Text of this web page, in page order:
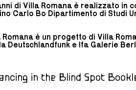
di Villa Romana è realizzato in
Carlo Bo Dipartimento di Studi
è un progetto di Villa
Deutschlandfunk e Ifa Galerie
in the Blind Spot